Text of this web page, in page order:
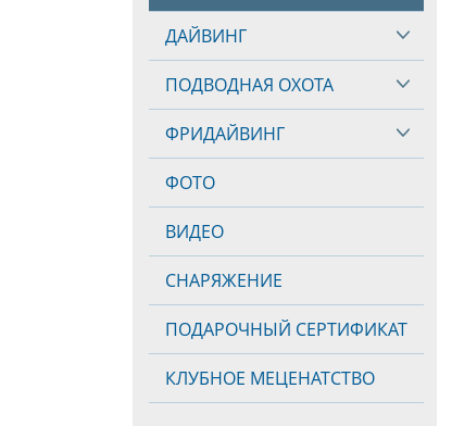
ДАЙВИНГ
ПОДВОДНАЯ ОХОТА
ФРИДАЙВИНГ
ФОТО
ВИДЕО
СНАРЯЖЕНИЕ
ПОДАРОЧНЫЙ СЕРТИФИКАТ
КЛУБНОЕ МЕЦЕНАТСТВО